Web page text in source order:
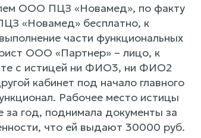
ООО ПЦЗ «Новамед», по факту
«Новамед» бесплатно, к
части функциональных
ООО «Партнер» – лицо, к
с истицей ни ФИО3, ни ФИО2
кабинет под начало главного
Рабочее место истицы
за год, поднимала документы за
что ей выдают 30000 руб.